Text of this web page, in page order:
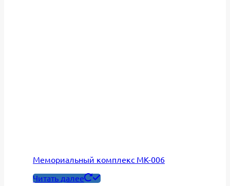
Мемориальный комплекс МК-006
Читать далее